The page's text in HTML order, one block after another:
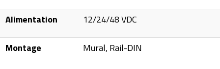
Alimentation 12/24/48 VDC
Montage Mural, Rail-DIN